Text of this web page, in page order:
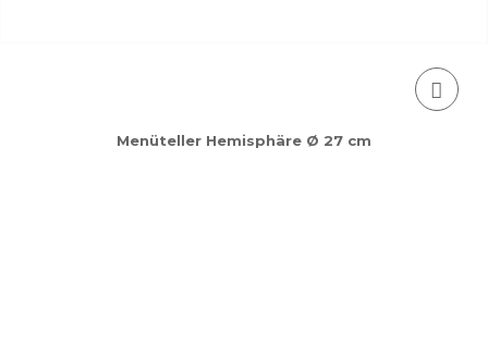
Menüteller Hemisphäre Ø 27 cm